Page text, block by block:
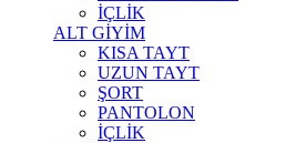
İÇLİK
ALT GİYİM
KISA TAYT
UZUN TAYT
ŞORT
PANTOLON
İÇLİK